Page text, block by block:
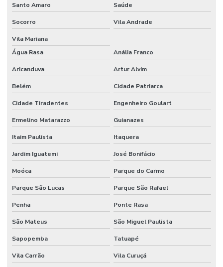
Router cnc para madeira
Router cnc para pvc expandido
Serviço de cnc sob medida
Serviço de corte cnc router
Serviço de corte de pvc expandido
Serviço de corte router madeira cnc
Serviço de gravação cnc router
Serviço de rebaixo cnc router
Serviço router cnc
Serviço de router cnc para acm
Serviço de router cnc para marcenaria
Serviços de corte cnc de qualidade
Stand básico
Santo Amaro Saúde
Socorro Vila Andrade
Vila Mariana
Água Rasa
Anália Franco
Aricanduva Artur Alvim
Belém Cidade Patriarca
Cidade Tiradentes Engenheiro Goulart
Ermelino Matarazzo Guianazes
Itaim Paulista Itaquera
Jardim Iguatemi José Bonifácio
Moóca Parque do Carmo
Parque São Lucas Parque São Rafael
Penha Ponte Rasa
São Mateus São Miguel Paulista
Sapopemba Tatuapé
Vila Carrão Vila Curuçá